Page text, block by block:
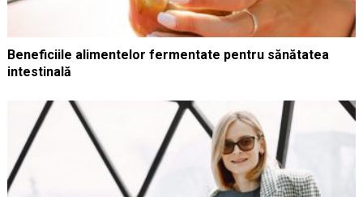
Beneficiile alimentelor fermentate pentru sănătatea
intestinală